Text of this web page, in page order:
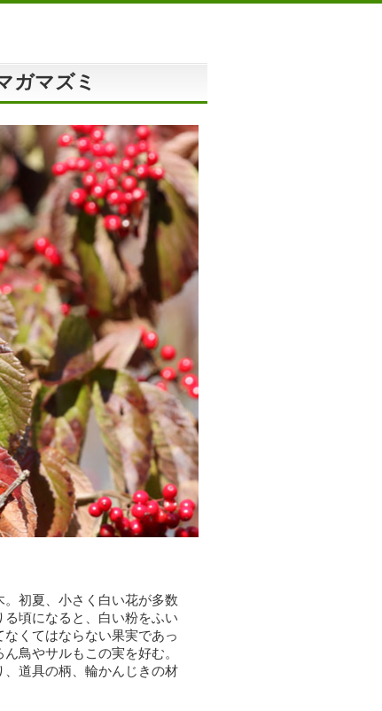
ガマズミ
初夏、小さく白い花が多数
頃になると、白い粉をふい
くてはならない果実であっ
鳥やサルもこの実を好む。
道具の柄、輪かんじきの材